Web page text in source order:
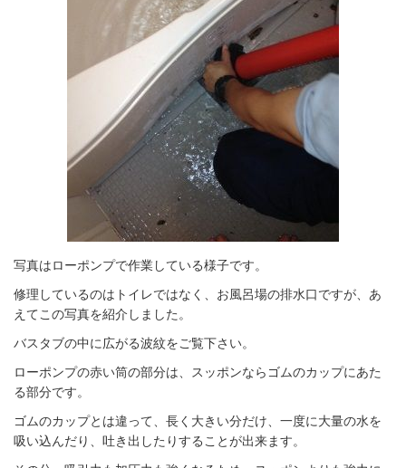
写真はローポンプで作業している様子です。
修理しているのはトイレではなく、お風呂場の排水口ですが、あ
えてこの写真を紹介しました。
バスタブの中に広がる波紋をご覧下さい。
ローポンプの赤い筒の部分は、スッポンならゴムのカップにあた
る部分です。
ゴムのカップとは違って、長く大きい分だけ、一度に大量の水を
吸い込んだり、吐き出したりすることが出来ます。